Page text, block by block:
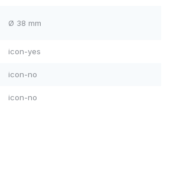
Ø 38 mm
icon-yes
icon-no
icon-no